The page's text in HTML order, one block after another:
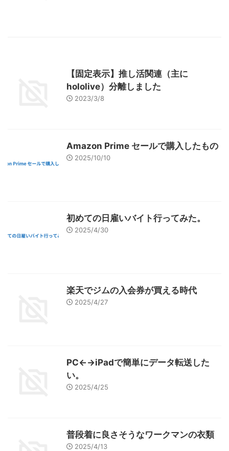
【固定表示】推し活関連（主に
hololive）分離しました
2023/3/8
Amazon Prime セールで購入したもの
2025/10/10
初めての日雇いバイト行ってみた。
2025/4/30
楽天でジムの入会券が買える時代
2025/4/27
PC←→iPadで簡単にデータ転送した
い。
2025/4/25
普段着に良さそうなワークマンの衣類
2025/4/13